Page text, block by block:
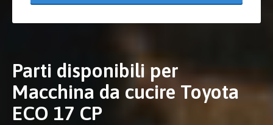
Parti disponibili per
Macchina da cucire Toyota
ECO 17 CP